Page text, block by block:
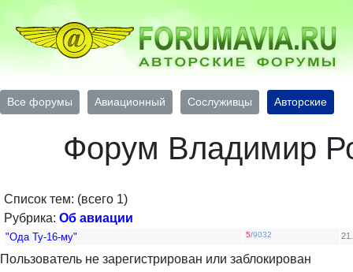
Все форумы Авиационный Сослуживцы Авторские
Форум Владимир
Список тем: (всего 1)
Рубрика: Об авиации
"Ода Ту-16-му" 5/9032
Пользователь не зарегистрирован или заблокирован